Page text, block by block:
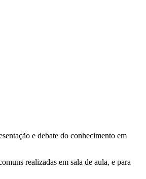
e debate do conhecimento em
realizadas em sala de aula, e para